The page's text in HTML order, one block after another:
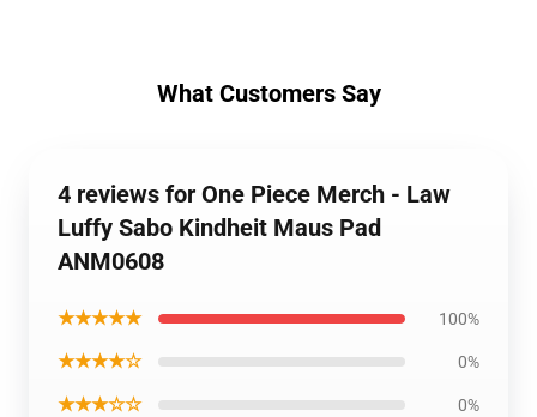
What Customers Say
4 reviews for One Piece Merch - Law
Luffy Sabo Kindheit Maus Pad
ANM0608
★★★★★ 100%
★★★★☆ 0%
★★★☆☆ 0%